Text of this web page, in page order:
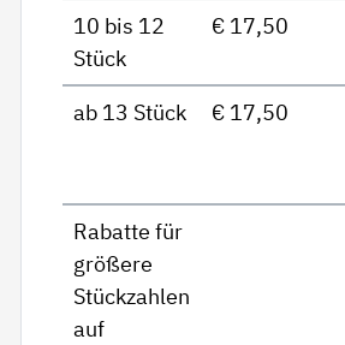
10 bis 12
Stück
€ 17,50
ab 13 Stück € 17,50
Rabatte für
größere
Stückzahlen
auf